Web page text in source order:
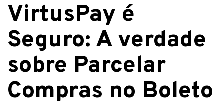
VirtusPay é
Seguro: A verdade
sobre Parcelar
Compras no Boleto